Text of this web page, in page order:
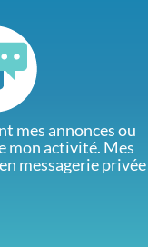
mes annonces ou
mon activité. Mes
messagerie privée